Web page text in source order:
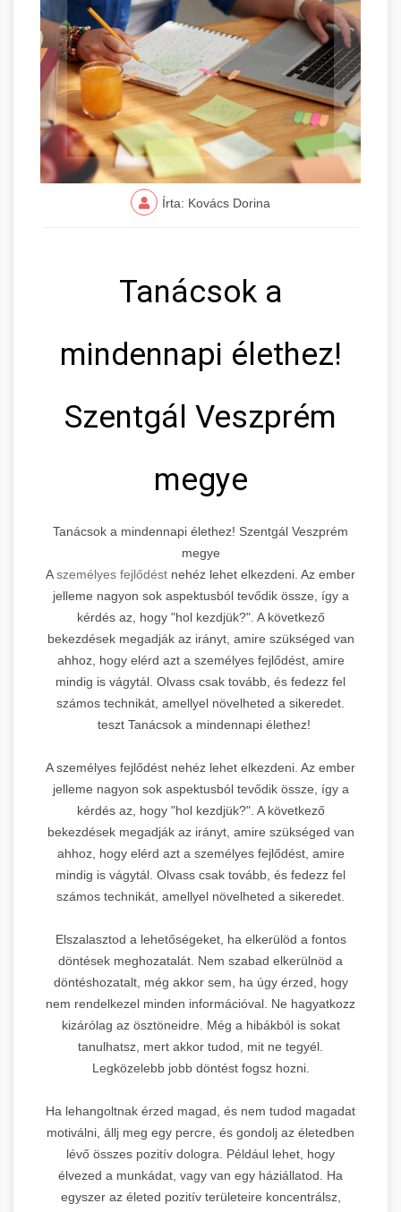
Írta: Kovács Dorina
Tanácsok a
mindennapi élethez!
Szentgál Veszprém
megye
Tanácsok a mindennapi élethez! Szentgál Veszprém
megye
Aszemélyes fejlődést nehéz lehet elkezdeni. Az ember
jelleme nagyon sok aspektusból tevődik össze, így a
kérdés az, hogy "hol kezdjük?". A következő
bekezdések megadják az irányt, amire szükséged van
ahhoz, hogy elérd azt a személyes fejlődést, amire
mindig is vágytál. Olvass csak tovább, és fedezz fel
számos technikát, amellyel növelheted a sikeredet.
teszt Tanácsok a mindennapi élethez!
A személyes fejlődést nehéz lehet elkezdeni. Az ember
jelleme nagyon sok aspektusból tevődik össze, így a
kérdés az, hogy "hol kezdjük?". A következő
bekezdések megadják az irányt, amire szükséged van
ahhoz, hogy elérd azt a személyes fejlődést, amire
mindig is vágytál. Olvass csak tovább, és fedezz fel
számos technikát, amellyel növelheted a sikeredet.
Elszalasztod a lehetőségeket, ha elkerülöd a fontos
döntések meghozatalát. Nem szabad elkerülnöd a
döntéshozatalt, még akkor sem, ha úgy érzed, hogy
nem rendelkezel minden információval. Ne hagyatkozz
kizárólag az ösztöneidre. Még a hibákból is sokat
tanulhatsz, mert akkor tudod, mit ne tegyél.
Legközelebb jobb döntést fogsz hozni.
Ha lehangoltnak érzed magad, és nem tudod magadat
motiválni, állj meg egy percre, és gondolj az életedben
lévő összes pozitív dologra. Például lehet, hogy
élvezed a munkádat, vagy van egy háziállatod. Ha
egyszer az életed pozitív területeire koncentrálsz,